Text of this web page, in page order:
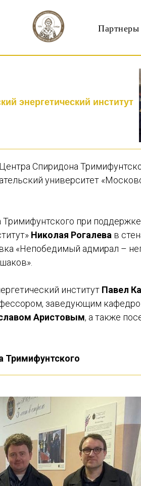
Партнеры
энергетический институт
Спиридона
университет
при
Николая Рогалева в
«Непобедимый адмирал –
институт Павел
заведующим
Аристовым, а также
Тримифунтского